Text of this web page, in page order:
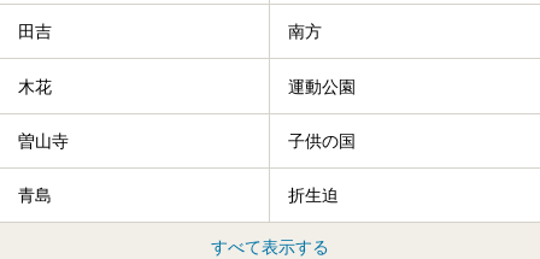
田吉 南方
木花 運動公園
曽山寺 子供の国
青島 折生迫
すべて表示する